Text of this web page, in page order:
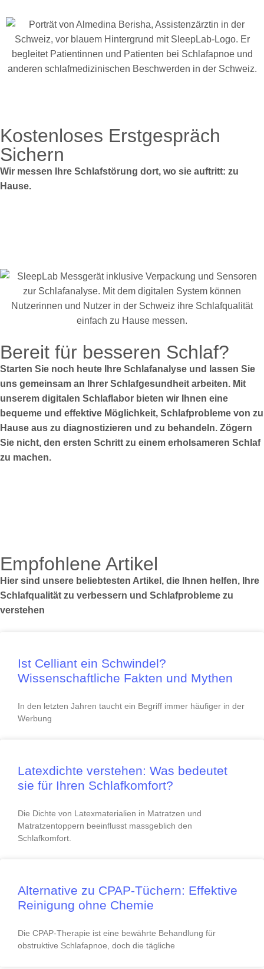
Kostenloses Erstgespräch
Sichern
Wir messen Ihre Schlafstörung dort, wo sie auftritt: zu
Hause.
Bereit für besseren Schlaf?
Starten Sie noch heute Ihre Schlafanalyse und lassen Sie
uns gemeinsam an Ihrer Schlafgesundheit arbeiten. Mit
unserem digitalen Schlaflabor bieten wir Ihnen eine
bequeme und effektive Möglichkeit, Schlafprobleme von zu
Hause aus zu diagnostizieren und zu behandeln. Zögern
Sie nicht, den ersten Schritt zu einem erholsameren Schlaf
zu machen.
Empfohlene Artikel
Hier sind unsere beliebtesten Artikel, die Ihnen helfen, Ihre
Schlafqualität zu verbessern und Schlafprobleme zu
verstehen
Ist Celliant ein Schwindel?
Wissenschaftliche Fakten und Mythen
In den letzten Jahren taucht ein Begriff immer häufiger in der
Werbung
Latexdichte verstehen: Was bedeutet
sie für Ihren Schlafkomfort?
Die Dichte von Latexmaterialien in Matratzen und
Matratzentoppern beeinflusst massgeblich den
Schlafkomfort.
Alternative zu CPAP-Tüchern: Effektive
Reinigung ohne Chemie
Die CPAP-Therapie ist eine bewährte Behandlung für
obstruktive Schlafapnoe, doch die tägliche